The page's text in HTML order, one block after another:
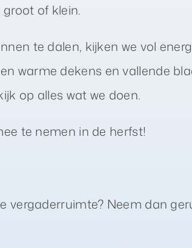
of klein.
te dalen, kijken we vol
warme dekens en vallende
op alles wat we doen.
te nemen in de herfst!
vergaderruimte? Neem dan